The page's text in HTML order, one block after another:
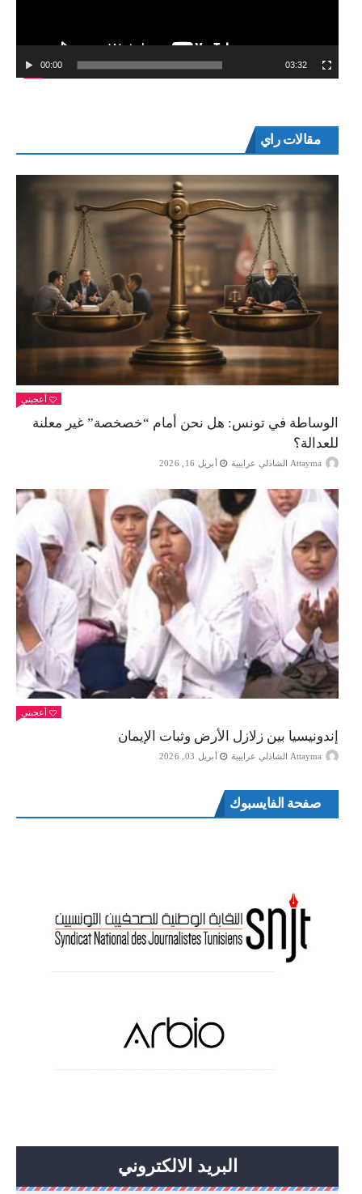
00:00 03:32
مقالات راي
أعجبني
الوساطة في تونس: هل نحن أمام “خصخصة” غير معلنة
للعدالة؟
Attayma الشاذلي عرايبية أبريل 16, 2026
أعجبني
إندونيسيا بين زلازل الأرض وثبات الإيمان
Attayma الشاذلي عرايبية أبريل 03, 2026
صفحة الفايسبوك
البريد الالكتروني